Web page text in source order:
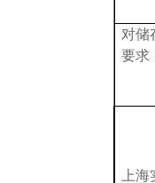
对储
要求
上